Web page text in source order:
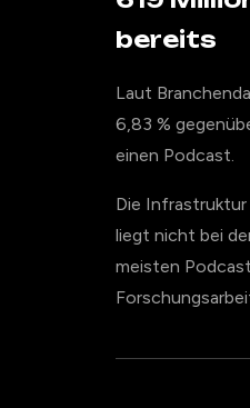
bereits
Laut
6,83 %
einen Podcast.
Die
liegt nicht bei
meisten